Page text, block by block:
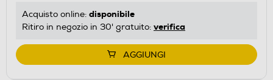
Acquisto online: disponibile
Ritiro in negozio in 30' gratuito: verifica
AGGIUNGI